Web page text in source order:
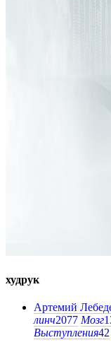
худрук
Артемий
линч2077 Мозг
Выступления42